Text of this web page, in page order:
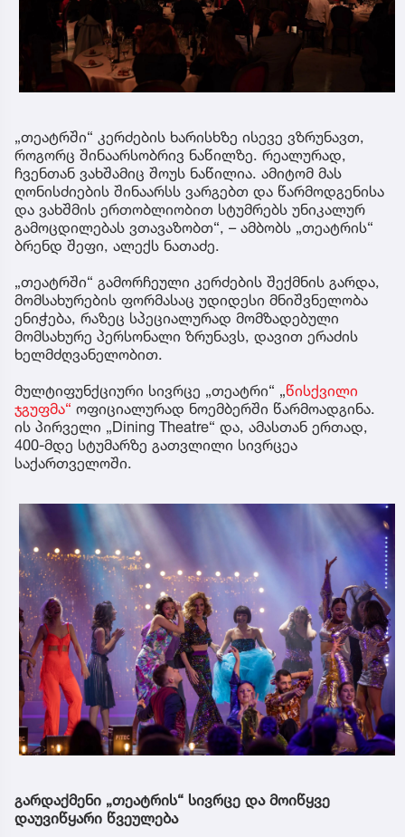
„თეატრში“ კერძების ხარისხზე ისევე ვზრუნავთ,
როგორც შინაარსობრივ ნაწილზე. რეალურად,
ჩვენთან ვახშამიც შოუს ნაწილია. ამიტომ მას
ღონისძიების შინაარსს ვარგებთ და წარმოდგენისა
და ვახშმის ერთობლიობით სტუმრებს უნიკალურ
გამოცდილებას ვთავაზობთ“, – ამბობს „თეატრის“
ბრენდ შეფი, ალექს ნათაძე.
„თეატრში“ გამორჩეული კერძების შექმნის გარდა,
მომსახურების ფორმასაც უდიდესი მნიშვნელობა
ენიჭება, რაზეც სპეციალურად მომზადებული
მომსახურე პერსონალი ზრუნავს, დავით ერაძის
ხელმძღვანელობით.
მულტიფუნქციური სივრცე „თეატრი“ „წისქვილი
ჯგუფმა“ ოფიციალურად ნოემბერში წარმოადგინა.
ის პირველი „Dining Theatre“ და, ამასთან ერთად,
400-მდე სტუმარზე გათვლილი სივრცეა
საქართველოში.
გარდაქმენი „თეატრის“ სივრცე და მოიწყვე
დაუვიწყარი წვეულება